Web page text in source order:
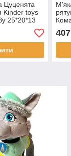
Цуценята
Kinder toys
25*20*13
см
407